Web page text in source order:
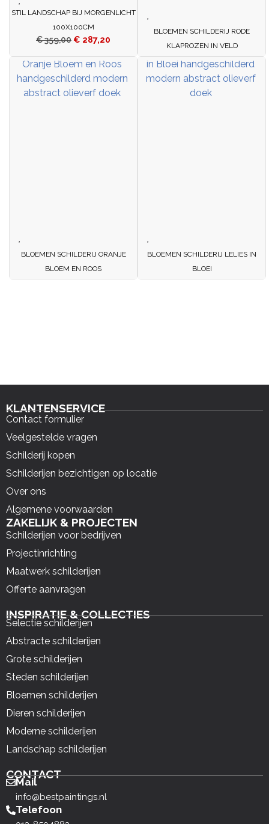
STIL LANDSCHAP BIJ MORGENLICHT
100X100CM
€359,00 € 287,20
BLOEMEN SCHILDERIJ RODE
KLAPROZEN IN VELD
BLOEMEN SCHILDERIJ ORANJE
BLOEM EN ROOS
BLOEMEN SCHILDERIJ LELIES IN
BLOEI
KLANTENSERVICE
Contact formulier
Veelgestelde vragen
Schilderij kopen
Schilderijen bezichtigen op locatie
Over ons
Algemene voorwaarden
ZAKELIJK & PROJECTEN
Schilderijen voor bedrijven
Projectinrichting
Maatwerk schilderijen
Offerte aanvragen
INSPIRATIE & COLLECTIES
Selectie schilderijen
Abstracte schilderijen
Grote schilderijen
Steden schilderijen
Bloemen schilderijen
Dieren schilderijen
Moderne schilderijen
Landschap schilderijen
CONTACT
Mail
info@bestpaintings.nl
Telefoon